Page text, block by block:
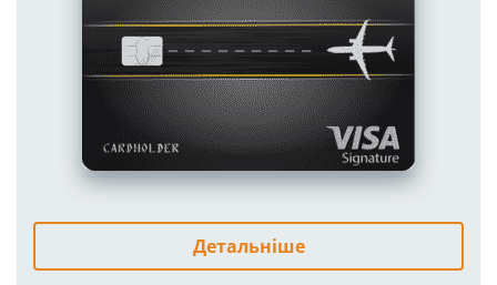
Детальніше